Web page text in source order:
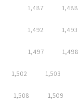
1,487 1,488
1,492 1,493
1,497 1,498
1,502 1,503
1,508 1,509